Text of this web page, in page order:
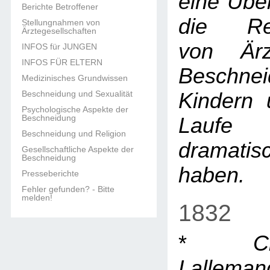
Berichte Betroffener
Stellungnahmen von
Ärztegesellschaften
INFOS für JUNGEN
INFOS FÜR ELTERN
Medizinisches Grundwissen
Beschneidung und Sexualität
Psychologische Aspekte der
Beschneidung
Beschneidung und Religion
Gesellschaftliche Aspekte der
Beschneidung
Presseberichte
Fehler gefunden? - Bitte
melden!
die
von
Kindern
haben.
1832
*